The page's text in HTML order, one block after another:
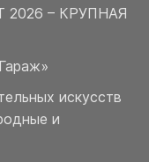
2026 – КРУПНАЯ
искусств
и